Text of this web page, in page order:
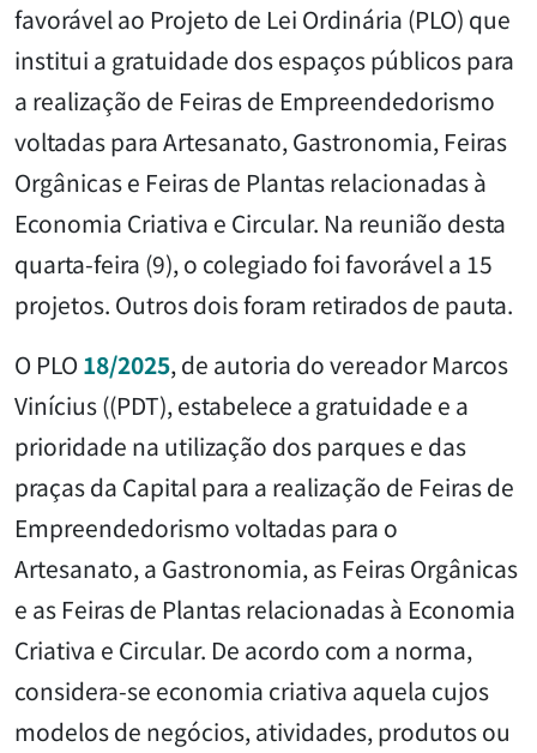
favorável ao Projeto de Lei Ordinária (PLO) que
institui a gratuidade dos espaços públicos para
a realização de Feiras de Empreendedorismo
voltadas para Artesanato, Gastronomia, Feiras
Orgânicas e Feiras de Plantas relacionadas à
Economia Criativa e Circular. Na reunião desta
quarta-feira (9), o colegiado foi favorável a 15
projetos. Outros dois foram retirados de pauta.
O PLO 18/2025, de autoria do vereador Marcos
Vinícius ((PDT), estabelece a gratuidade e a
prioridade na utilização dos parques e das
praças da Capital para a realização de Feiras de
Empreendedorismo voltadas para o
Artesanato, a Gastronomia, as Feiras Orgânicas
e as Feiras de Plantas relacionadas à Economia
Criativa e Circular. De acordo com a norma,
considera-se economia criativa aquela cujos
modelos de negócios, atividades, produtos ou